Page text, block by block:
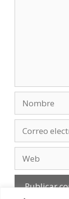
electrónico